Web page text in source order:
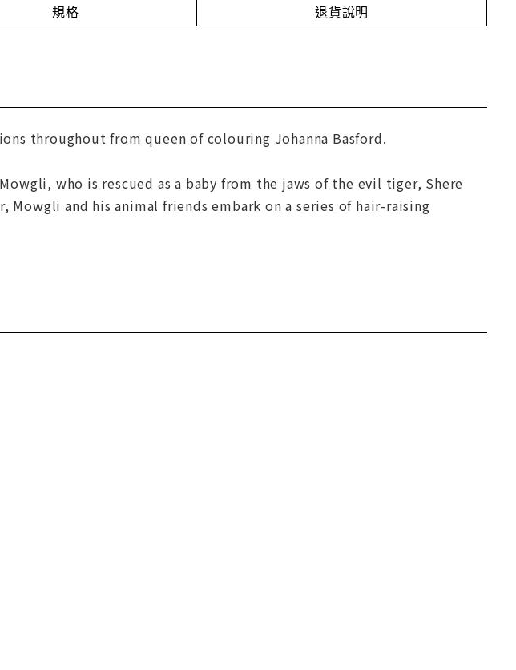
規格 退貨說明
throughout from queen of colouring Johanna Basford.
who is rescued as a baby from the jaws of the evil tiger, Shere
Mowgli and his animal friends embark on a series of hair-raising